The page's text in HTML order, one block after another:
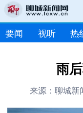
要闻 视听 热
雨
来源：聊城